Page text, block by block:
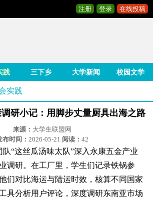
注册 登录 在线投稿
践 三下乡 大学新闻 校园文学
实践
研小记：用脚步丈量厨具出海之路
来源： 大学生联盟网
布时间： 2026-05-21 阅读： 42
“这丝瓜汤味太队”深入永康五金产业
调研。在工厂里，学生们记录铁锅参
们对比海运与陆运时效，核算不同国家
具分析用户评论，深度调研东南亚市场